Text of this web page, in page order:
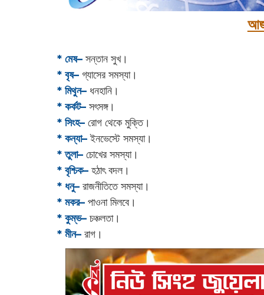
* মেষ– সন্তান সুখ।
* বৃষ– গ্যাসের সমস্যা।
* মিথুন– ধনহানি।
* কর্কট– সৎসঙ্গ।
* সিংহ– রোগ থেকে মুক্তি।
* কন্যা–ইনভেস্টে সমস্যা।
* তুলা– চোখের সমস্যা।
* বৃশ্চিক– হঠাৎ বদল।
* ধনু– রাজনীতিতে সমস্যা।
* মকর– পাওনা মিলবে।‌
* কুম্ভ– চঞ্চলতা।
* মীন– রাগ।‌‌‌‌‌‌‌‌‌‌‌‌‌‌‌‌‌‌‌‌‌‌‌‌‌‌‌‌‌‌‌‌‌‌‌‌‌‌‌‌‌‌‌‌‌‌‌‌